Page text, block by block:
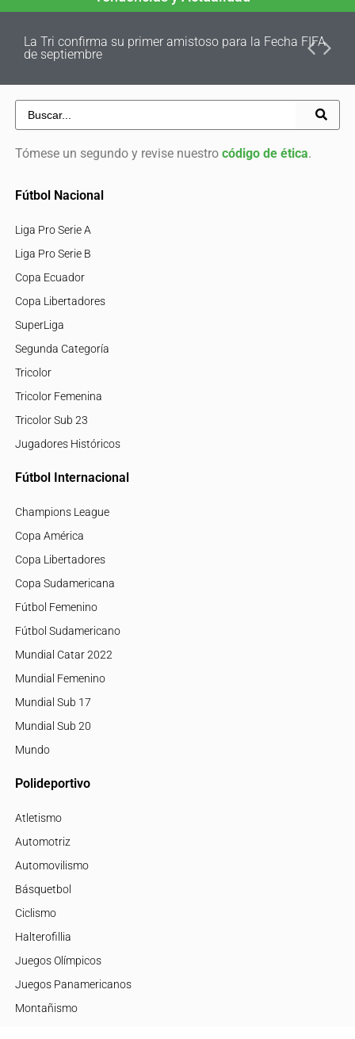
La Tri confirma su primer amistoso para la Fecha FIFA
de septiembre
Tómese un segundo y revise nuestro código de ética.
Fútbol Nacional
Liga Pro Serie A
Liga Pro Serie B
Copa Ecuador
Copa Libertadores
SuperLiga
Segunda Categoría
Tricolor
Tricolor Femenina
Tricolor Sub 23
Jugadores Históricos
Fútbol Internacional
Champions League
Copa América
Copa Libertadores
Copa Sudamericana
Fútbol Femenino
Fútbol Sudamericano
Mundial Catar 2022
Mundial Femenino
Mundial Sub 17
Mundial Sub 20
Mundo
Polideportivo
Atletismo
Automotriz
Automovilismo
Básquetbol
Ciclismo
Halterofillia
Juegos Olímpicos
Juegos Panamericanos
Montañismo